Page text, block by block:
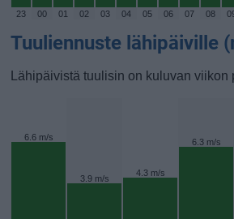
23 00 01 02 03 04 05 06 07 08
Tuuliennuste lähipäiville
Lähipäivistä tuulisin on kuluvan viikon
6.6 m/s
3.9 m/s
4.3 m/s
6.3 m/s